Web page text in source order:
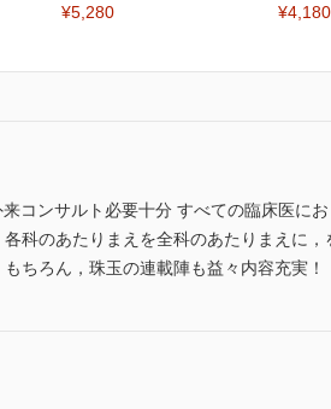
¥5,280 ¥4,180
来コンサルト必要十分 すべての臨床医
科のあたりまえを全科のあたりまえに
ちろん，珠玉の連載陣も益々内容充実